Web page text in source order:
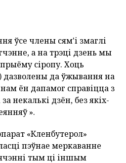
ўсе члены сям'і змаглі
а на трэці дзень мы
сіропу. Хоць
дазволены да ўжывання на
ён дапамог справіцца з
некалькі дзён, без якіх-
».
«Кленбутерол»
пэўнае меркаванне
тым ці іншым